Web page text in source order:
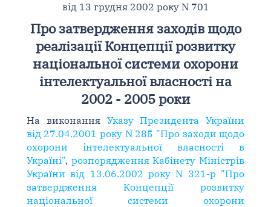
від 13 грудня 2002 року N 701
Про затвердження заходів щодо
реалізації Концепції розвитку
національної системи охорони
інтелектуальної власності на
2002 - 2005 роки
На виконання Указу Президента України
від 27.04.2001 року N 285 "Про заходи щодо
охорони інтелектуальної власності в
Україні", розпорядження Кабінету Міністрів
України від 13.06.2002 року N 321-р "Про
затвердження Концепції розвитку
національної системи охорони